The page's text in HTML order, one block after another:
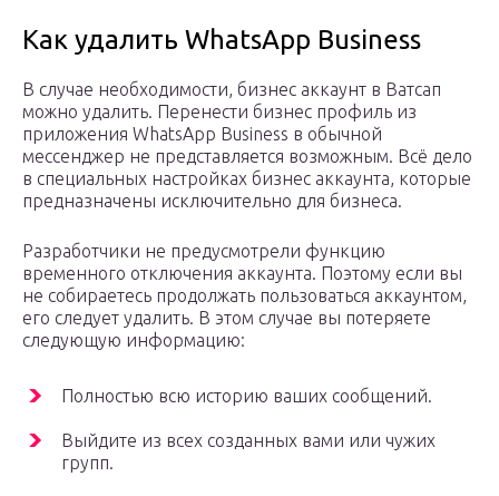
Как удалить WhatsApp Business
В случае необходимости, бизнес аккаунт в Ватсап
можно удалить. Перенести бизнес профиль из
приложения WhatsApp Business в обычной
мессенджер не представляется возможным. Всё дело
в специальных настройках бизнес аккаунта, которые
предназначены исключительно для бизнеса.
Разработчики не предусмотрели функцию
временного отключения аккаунта. Поэтому если вы
не собираетесь продолжать пользоваться аккаунтом,
его следует удалить. В этом случае вы потеряете
следующую информацию:
Полностью всю историю ваших сообщений.
Выйдите из всех созданных вами или чужих
групп.